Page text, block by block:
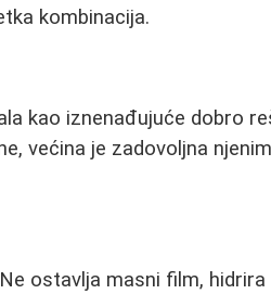
kombinacija.
kao iznenađujuće dobro
većina je zadovoljna njenim
ostavlja masni film,